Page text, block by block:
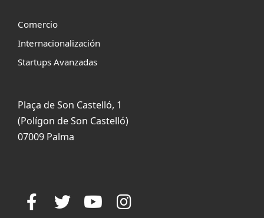
Comercio
Internacionalización
Startups Avanzadas
Plaça de Son Castelló, 1
(Polígon de Son Castelló)
07009 Palma